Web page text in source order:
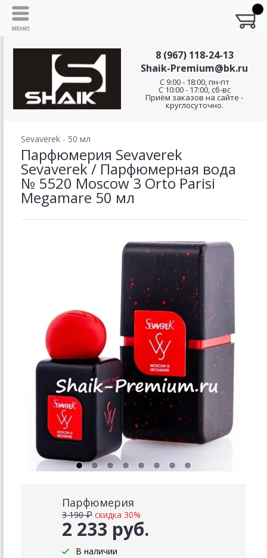
8 (967) 118-24-13
Shaik-Premium@bk.ru
C 9:00 - 18:00, пн-пт
С 10:00 - 17:00, сб-вс
Приём заказов на сайте -
круглосуточно.
Sevaverek - 50 мл
Парфюмерия Sevaverek
Sevaverek / Парфюмерная вода
№ 5520 Moscow 3 Orto Parisi
Megamare 50 мл
Парфюмерия
2 233 руб.
3 190 ₽ скидка 30%
В наличии